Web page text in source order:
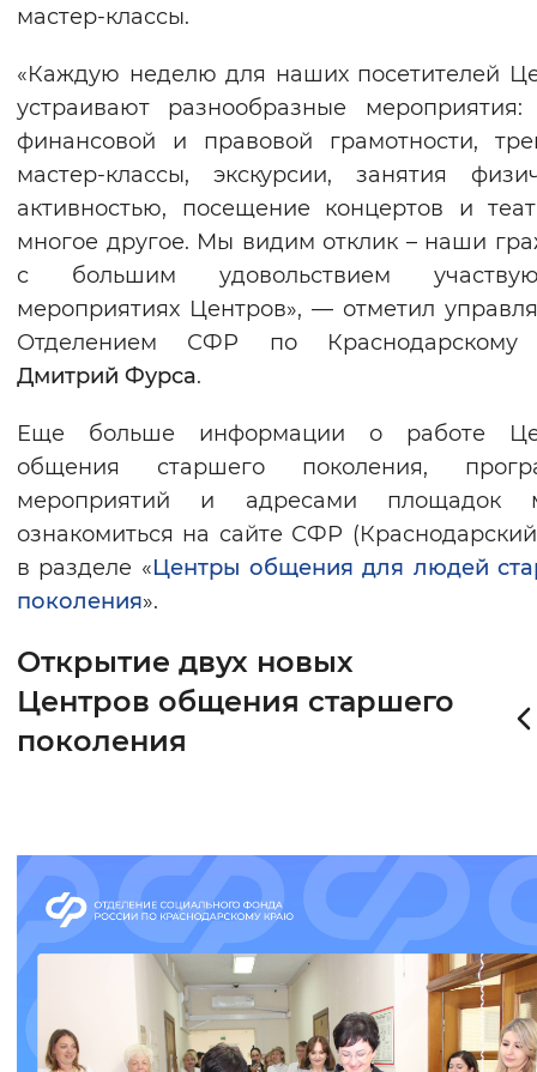
мастер-классы.
«Каждую неделю для наших посетителей
устраивают разнообразные мероприятия:
финансовой и правовой грамотности,
мастер-классы, экскурсии, занятия
активностью, посещение концертов и
многое другое. Мы видим отклик – наши
с большим удовольствием
мероприятиях Центров», — отметил
Отделением СФР по Краснодарскому
Дмитрий Фурса.
Еще больше информации о работе
общения старшего поколения,
мероприятий и адресами площадок
ознакомиться на сайте СФР
в разделе «Центры общения для людей
поколения».
Открытие двух новых
Центров общения старшего
поколения